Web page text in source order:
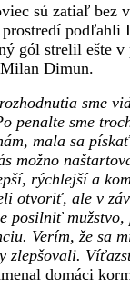
sú zatiaľ bez
podľahli
gól strelil ešte v
Dimun.
sme
penalte sme
mala sa
možno
rýchlejší a
otvoriť, ale v
posilniť
Verím, že sa
zlepšovali.
domáci